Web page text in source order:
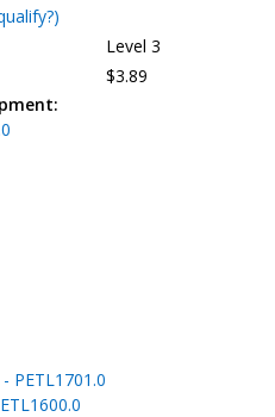
Level 3
$3.89
PETL1701.0